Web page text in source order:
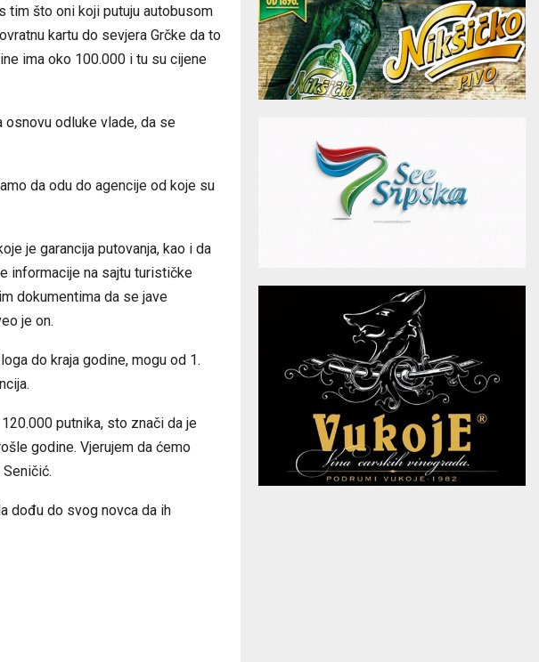
tim što oni koji putuju autobusom
kartu do sevjera Grčke da to
ima oko 100.000 i tu su cijene
osnovu odluke vlade, da se
da odu do agencije od koje su
je garancija putovanja, kao i da
informacije na sajtu turističke
dokumentima da se jave
je on.
do kraja godine, mogu od 1.
putnika, sto znači da je
godine. Vjerujem da ćemo
dođu do svog novca da ih